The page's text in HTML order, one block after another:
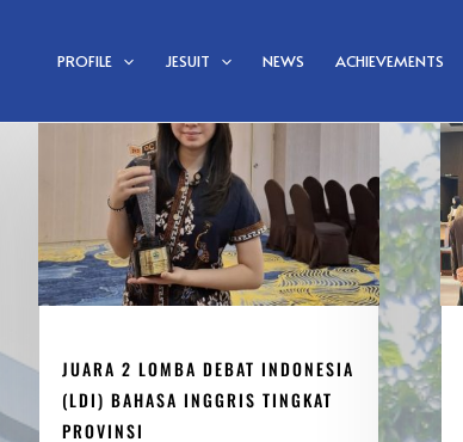
PROFILE JESUIT NEWS ACHIEVEMENTS
JUARA 2 LOMBA DEBAT INDONESIA
(LDI) BAHASA INGGRIS TINGKAT
PROVINSI